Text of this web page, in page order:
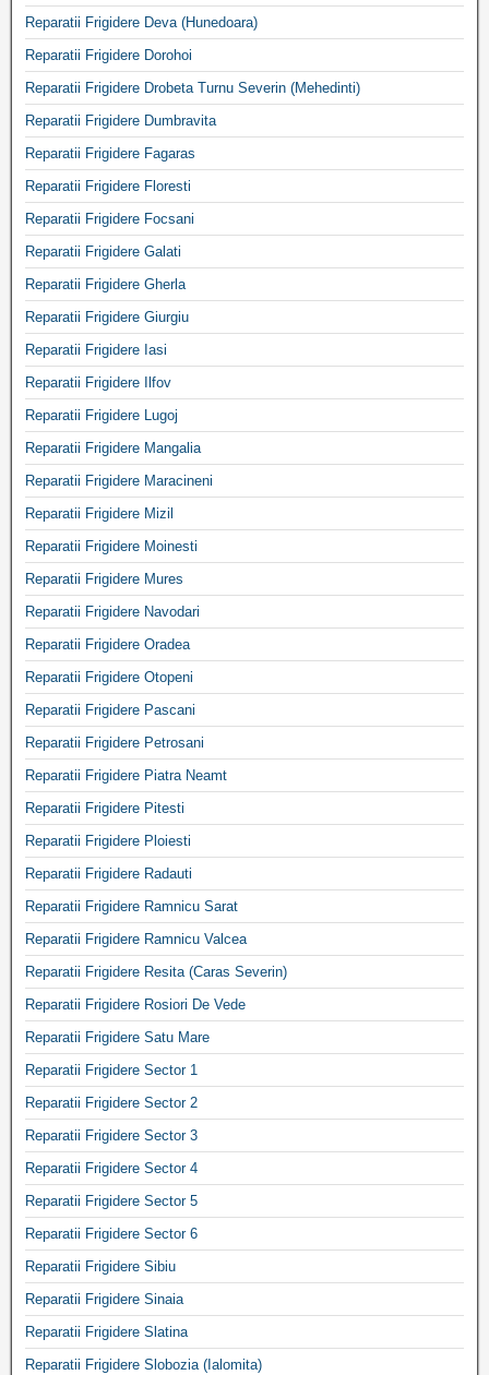
Reparatii Frigidere Deva (Hunedoara)
Reparatii Frigidere Dorohoi
Reparatii Frigidere Drobeta Turnu Severin (Mehedinti)
Reparatii Frigidere Dumbravita
Reparatii Frigidere Fagaras
Reparatii Frigidere Floresti
Reparatii Frigidere Focsani
Reparatii Frigidere Galati
Reparatii Frigidere Gherla
Reparatii Frigidere Giurgiu
Reparatii Frigidere Iasi
Reparatii Frigidere Ilfov
Reparatii Frigidere Lugoj
Reparatii Frigidere Mangalia
Reparatii Frigidere Maracineni
Reparatii Frigidere Mizil
Reparatii Frigidere Moinesti
Reparatii Frigidere Mures
Reparatii Frigidere Navodari
Reparatii Frigidere Oradea
Reparatii Frigidere Otopeni
Reparatii Frigidere Pascani
Reparatii Frigidere Petrosani
Reparatii Frigidere Piatra Neamt
Reparatii Frigidere Pitesti
Reparatii Frigidere Ploiesti
Reparatii Frigidere Radauti
Reparatii Frigidere Ramnicu Sarat
Reparatii Frigidere Ramnicu Valcea
Reparatii Frigidere Resita (Caras Severin)
Reparatii Frigidere Rosiori De Vede
Reparatii Frigidere Satu Mare
Reparatii Frigidere Sector 1
Reparatii Frigidere Sector 2
Reparatii Frigidere Sector 3
Reparatii Frigidere Sector 4
Reparatii Frigidere Sector 5
Reparatii Frigidere Sector 6
Reparatii Frigidere Sibiu
Reparatii Frigidere Sinaia
Reparatii Frigidere Slatina
Reparatii Frigidere Slobozia (Ialomita)